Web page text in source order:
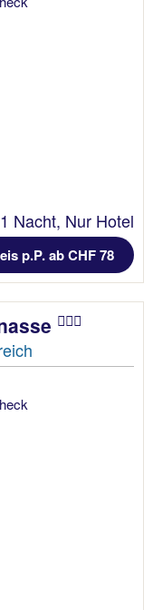
1 Nacht, Nur Hotel
p.P. ab CHF 78